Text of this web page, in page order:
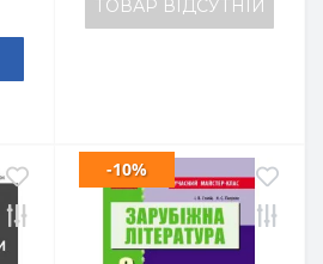
ТОВАР ВІДСУТНІЙ
-10%